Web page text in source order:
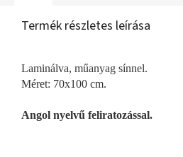
Termék részletes leírása
Laminálva, műanyag sínnel.
Méret: 70x100 cm.
Angol nyelvű feliratozással.